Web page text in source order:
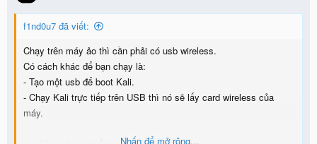
f1nd0u7 đã viết:
Chạy trên máy ảo thì cần phải có usb wireless.
Có cách khác để bạn chạy là:
- Tạo một usb để boot Kali.
- Chạy Kali trực tiếp trên USB thì nó sẽ lấy card wireless của
máy.
Nhấn để mở rộng...